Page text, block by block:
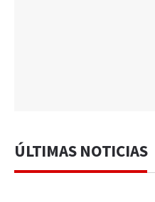
ÚLTIMAS NOTICIAS